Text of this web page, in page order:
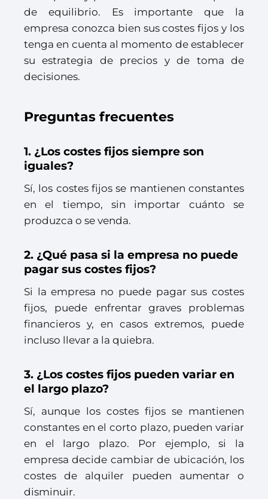
de equilibrio. Es importante que la
empresa conozca bien sus costes fijos y los
tenga en cuenta al momento de establecer
su estrategia de precios y de toma de
decisiones.
Preguntas frecuentes
1. ¿Los costes fijos siempre son
iguales?
Sí, los costes fijos se mantienen constantes
en el tiempo, sin importar cuánto se
produzca o se venda.
2. ¿Qué pasa si la empresa no puede
pagar sus costes fijos?
Si la empresa no puede pagar sus costes
fijos, puede enfrentar graves problemas
financieros y, en casos extremos, puede
incluso llevar a la quiebra.
3. ¿Los costes fijos pueden variar en
el largo plazo?
Sí, aunque los costes fijos se mantienen
constantes en el corto plazo, pueden variar
en el largo plazo. Por ejemplo, si la
empresa decide cambiar de ubicación, los
costes de alquiler pueden aumentar o
disminuir.